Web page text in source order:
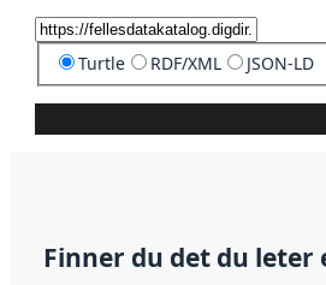
Turtle RDF/XML JSON-LD
Finner du det du leter